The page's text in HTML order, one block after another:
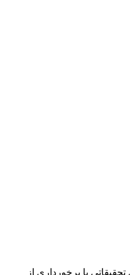
تولیدی تحقیقاتی با برخورداری از